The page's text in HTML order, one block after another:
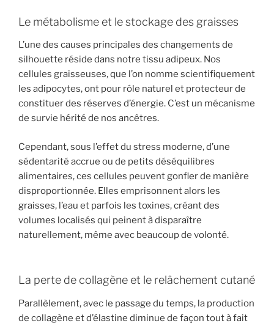
Le métabolisme et le stockage des graisses
L’une des causes principales des changements de
silhouette réside dans notre tissu adipeux. Nos
cellules graisseuses, que l’on nomme scientifiquement
les adipocytes, ont pour rôle naturel et protecteur de
constituer des réserves d’énergie. C’est un mécanisme
de survie hérité de nos ancêtres.
Cependant, sous l’effet du stress moderne, d’une
sédentarité accrue ou de petits déséquilibres
alimentaires, ces cellules peuvent gonfler de manière
disproportionnée. Elles emprisonnent alors les
graisses, l’eau et parfois les toxines, créant des
volumes localisés qui peinent à disparaître
naturellement, même avec beaucoup de volonté.
La perte de collagène et le relâchement cutané
Parallèlement, avec le passage du temps, la production
de collagène et d’élastine diminue de façon tout à fait